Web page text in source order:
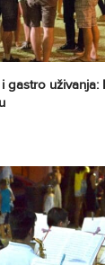
gastro uživanja: